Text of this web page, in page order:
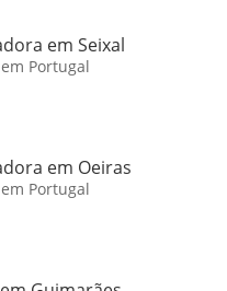
em Seixal
Portugal
em Oeiras
Portugal